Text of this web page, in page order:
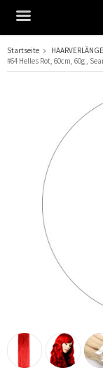
Das
Startseite
#64 Helles Rot, 60cm, 60g ,